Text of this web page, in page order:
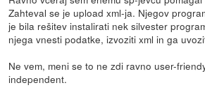
Zahteval se je upload xml-ja. Njegov
je bila rešitev instalirati nek silvester
njega vnesti podatke, izvoziti xml in ga
Ne vem, meni se to ne zdi ravno user-
independent.